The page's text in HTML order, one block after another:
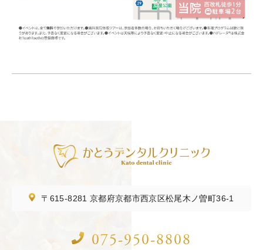
〒615-8281 京都府京都市西京区松尾木ノ曽町36-1
075-950-8808